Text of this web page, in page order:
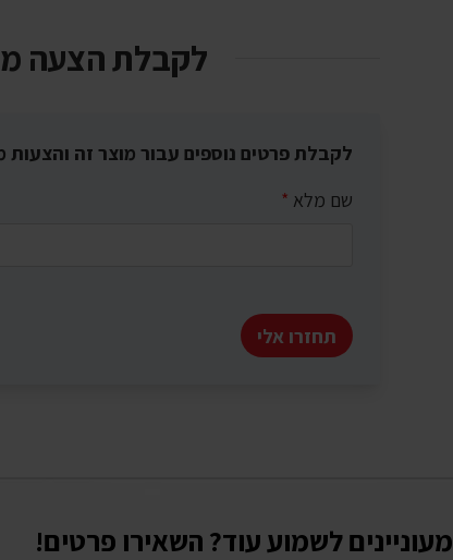
לקבלת הצעה
לקבלת פרטים נוספים עבור מוצר זה
שם מלא *
תחזרו אלי
מעוניינים לשמוע עוד? השאירו פרטים!